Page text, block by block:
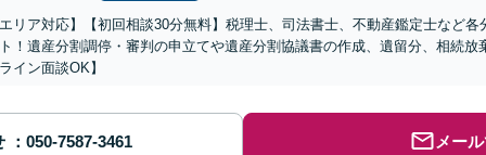
リア対応】【初回相談30分無料】税理士、司法書士、不動産鑑定士など
！遺産分割調停・審判の申立てや遺産分割協議書の作成、遺留分、相続
イン面談OK】
メー